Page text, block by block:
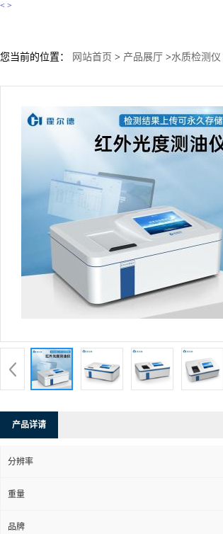
< >
您当前的位置： 网站首页 > 产品展厅 >水质检测仪
产品详请
分辨率
重量
品牌